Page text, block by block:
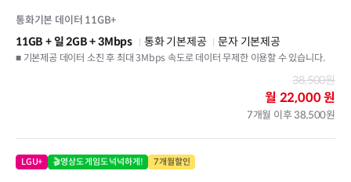
통화기본 데이터 11GB+
11GB + 일 2GB+ 3Mbps 통화 기본제공
문자 기본제공
■ 기본제공 데이터 소진 후 최대 3Mbps 속도로 데이터 무제한 이용할 수 있습니다.
38,500원
월 22,000 원
7개월 이후 38,500원
LGU+ 🎬영상도 게임도 넉넉하게! 7개월할인